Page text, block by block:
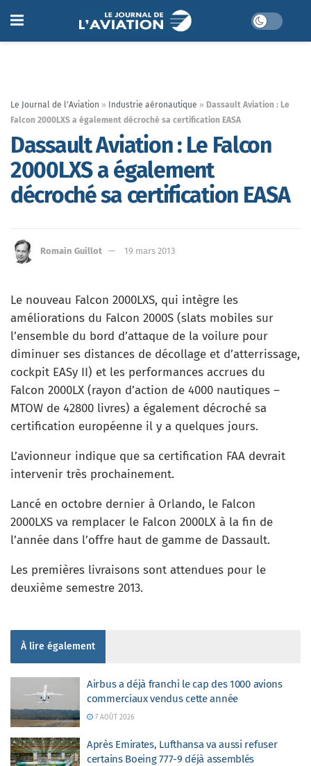
Le Journal de l'Aviation » Industrie aéronautique » Dassault Aviation : Le
Falcon 2000LXS a également décroché sa certification EASA
Dassault Aviation : Le Falcon
2000LXS a également
décroché sa certification EASA
Romain Guillot 19 mars 2013
Le nouveau Falcon 2000LXS, qui intègre les
améliorations du Falcon 2000S (slats mobiles sur
l’ensemble du bord d’attaque de la voilure pour
diminuer ses distances de décollage et d’atterrissage,
cockpit EASy II) et les performances accrues du
Falcon 2000LX (rayon d’action de 4000 nautiques –
MTOW de 42800 livres) a également décroché sa
certification européenne il y a quelques jours.
L’avionneur indique que sa certification FAA devrait
intervenir très prochainement.
Lancé en octobre dernier à Orlando, le Falcon
2000LXS va remplacer le Falcon 2000LX à la fin de
l’année dans l’offre haut de gamme de Dassault.
Les premières livraisons sont attendues pour le
deuxième semestre 2013.
À lire également
Airbus a déjà franchi le cap des 1000 avions
commerciaux vendus cette année
7 AOÛT 2026
Après Emirates, Lufthansa va aussi refuser
certains Boeing 777-9 déjà assemblés